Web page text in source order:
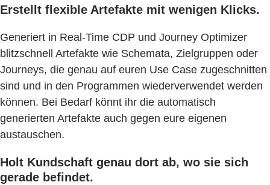
Erstellt flexible Artefakte mit wenigen Klicks.
Generiert in Real-Time CDP und Journey Optimizer
blitzschnell Artefakte wie Schemata, Zielgruppen oder
Journeys, die genau auf euren Use Case zugeschnitten
sind und in den Programmen wiederverwendet werden
können. Bei Bedarf könnt ihr die automatisch
generierten Artefakte auch gegen eure eigenen
austauschen.
Holt Kundschaft genau dort ab, wo sie sich
gerade befindet.